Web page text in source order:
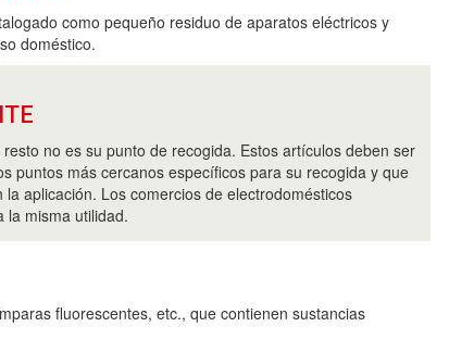
como pequeño residuo de aparatos eléctricos y
doméstico.
no es su punto de recogida. Estos artículos deben ser
puntos más cercanos específicos para su recogida y que
la aplicación. Los comercios de electrodomésticos
la misma utilidad.
fluorescentes, etc., que contienen sustancias